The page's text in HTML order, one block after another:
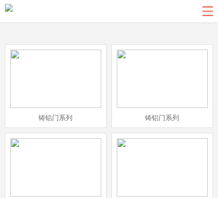
网站导航
铜门系列
新闻资讯
联系我们
铸铝门系列 铸铝门系列